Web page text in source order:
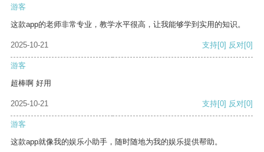
游客
这款app的老师非常专业，教学水平很高，让我能够学到实用的知识。
2025-10-21 支持[0] 反对[0]
游客
超棒啊 好用
2025-10-21 支持[0] 反对[0]
游客
这款app就像我的娱乐小助手，随时随地为我的娱乐提供帮助。